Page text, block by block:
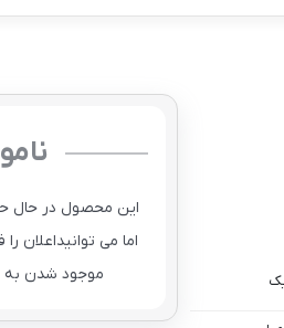
این محصول در حال
اما می توانیداعلان
موجود شدن به